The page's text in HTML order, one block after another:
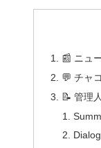
📰 ニュ
💬 チャ
📝 管理